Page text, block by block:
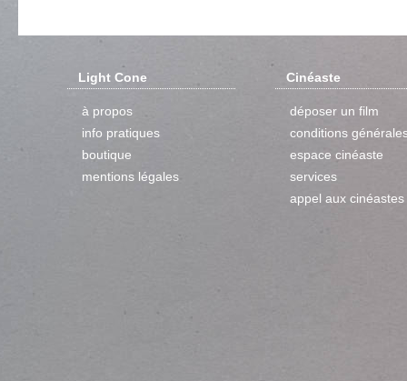
Light Cone
à propos
info pratiques
boutique
mentions légales
Cinéaste
déposer un film
conditions
espace cinéaste
services
appel aux cinéastes